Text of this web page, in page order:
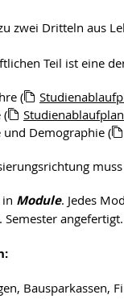
zwei Dritteln aus
Teil ist eine
(
(
Studienablaufplan
Demographie (
Module. Jedes
Bausparkassen,